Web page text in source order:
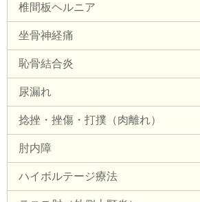
椎間板ヘルニア
坐骨神経痛
恥骨結合炎
尿漏れ
捻挫・挫傷・打撲（肉離れ）
肘内障
ハイボルテージ療法